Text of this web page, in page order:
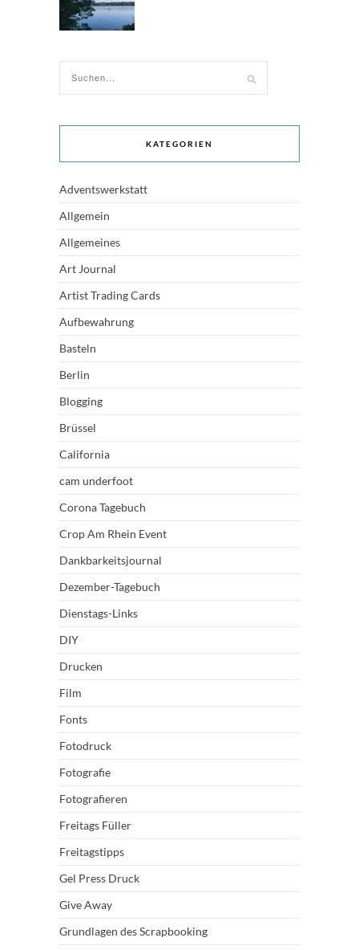
KATEGORIEN
Adventswerkstatt
Allgemein
Allgemeines
Art Journal
Artist Trading Cards
Aufbewahrung
Basteln
Berlin
Blogging
Brüssel
California
cam underfoot
Corona Tagebuch
Crop Am Rhein Event
Dankbarkeitsjournal
Dezember-Tagebuch
Dienstags-Links
DIY
Drucken
Film
Fonts
Fotodruck
Fotografie
Fotografieren
Freitags Füller
Freitagstipps
Gel Press Druck
Give Away
Grundlagen des Scrapbooking